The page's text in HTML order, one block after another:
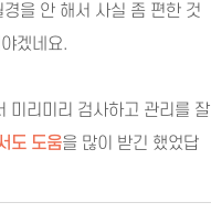
을 안 해서 사실 좀 편한 것
겠네요.
미리미리 검사하고 관리를 잘
도 도움을 많이 받긴 했었답